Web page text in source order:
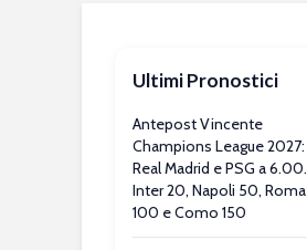
Ultimi Pronostici
Antepost Vincente
Champions League 2027:
Real Madrid e PSG a 6.00.
Inter 20, Napoli 50, Roma
100 e Como 150